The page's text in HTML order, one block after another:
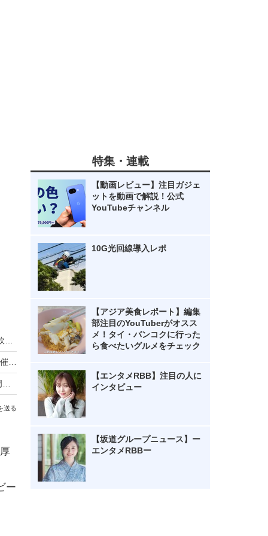
送る
ー
特集・連載
【動画レビュー】注目ガジェ
ットを動画で解説！公式
YouTubeチャンネル
10G光回線導入レポ
【アジア美食レポート】編集
部注目のYouTuberがオスス
メ！タイ・バンコクに行った
ら食べたいグルメをチェック
【エンタメRBB】注目の人に
インタビュー
【坂道グループニュース】ー
エンタメRBBー